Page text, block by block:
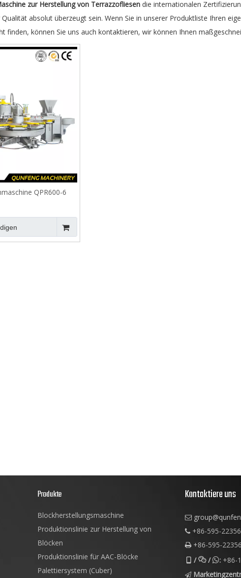
zur Herstellung von Terrazzofliesen die internationalen
absolut überzeugt sein. Wenn Sie in unserer Produktliste Ihren
finden, können Sie uns auch kontaktieren, wir können Ihnen
QPR600-6
Produkte
Blockherstellungsmaschine
Produktionslinie zur Herstellung von
Blöcken
Produktionslinie für AAC-Blöcke
Palettiersystem (Cuber)
Kontaktiere uns

 +86-595-
 +86-595-
//: +86-
